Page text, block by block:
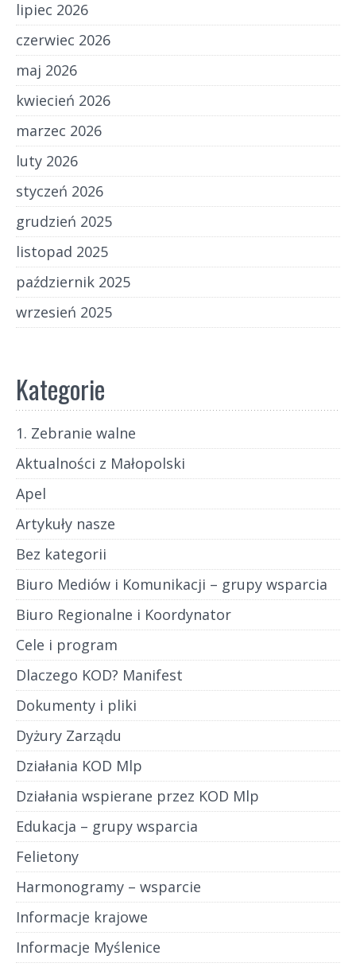
lipiec 2026
czerwiec 2026
maj 2026
kwiecień 2026
marzec 2026
luty 2026
styczeń 2026
grudzień 2025
listopad 2025
październik 2025
wrzesień 2025
Kategorie
1. Zebranie walne
Aktualności z Małopolski
Apel
Artykuły nasze
Bez kategorii
Biuro Mediów i Komunikacji – grupy wsparcia
Biuro Regionalne i Koordynator
Cele i program
Dlaczego KOD? Manifest
Dokumenty i pliki
Dyżury Zarządu
Działania KOD Mlp
Działania wspierane przez KOD Mlp
Edukacja – grupy wsparcia
Felietony
Harmonogramy – wsparcie
Informacje krajowe
Informacje Myślenice